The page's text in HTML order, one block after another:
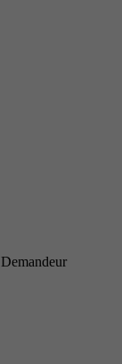
Demandeur